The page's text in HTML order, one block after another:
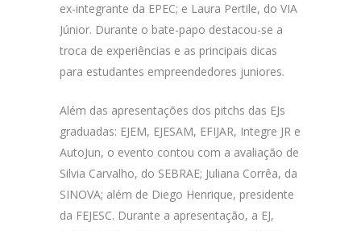
ex-integrante da EPEC; e Laura Pertile, do VIA
Júnior. Durante o bate-papo destacou-se a
troca de experiências e as principais dicas
para estudantes empreendedores juniores.
Além das apresentações dos pitchs das EJs
graduadas: EJEM, EJESAM, EFIJAR, Integre JR e
AutoJun, o evento contou com a avaliação de
Silvia Carvalho, do SEBRAE; Juliana Corrêa, da
SINOVA; além de Diego Henrique, presidente
da FEJESC. Durante a apresentação, a EJ,